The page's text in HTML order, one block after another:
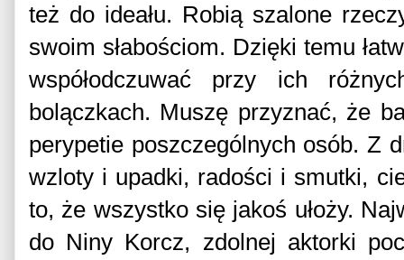
też do ideału. Robią szalone
swoim słabościom. Dzięki temu
współodczuwać przy ich
bolączkach. Muszę przyznać, że
perypetie poszczególnych osób. Z
wzloty i upadki, radości i smutki,
to, że wszystko się jakoś ułoży.
do Niny Korcz, zdolnej aktorki